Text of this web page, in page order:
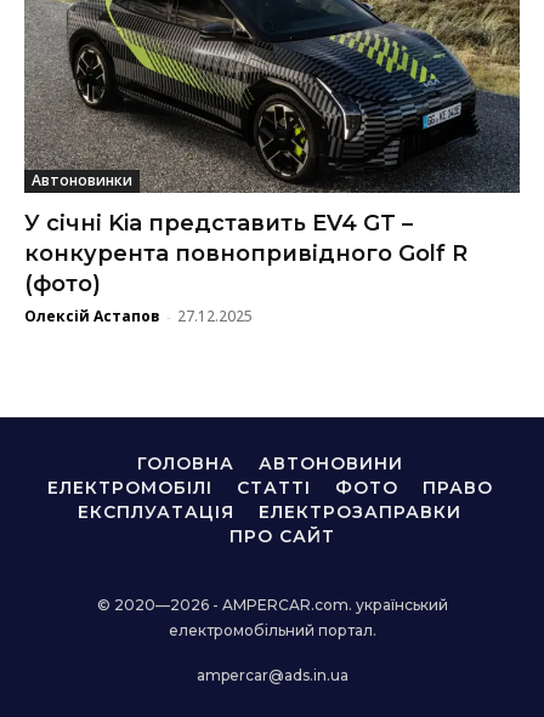
Автоновинки
У січні Kia представить EV4 GT –
конкурента повнопривідного Golf R
(фото)
Олексій Астапов - 27.12.2025
ГОЛОВНА
АВТОНОВИНИ
ЕЛЕКТРОМОБІЛІ
СТАТТІ ФОТО
ПРАВО
ЕКСПЛУАТАЦІЯ
ЕЛЕКТРОЗАПРАВКИ
ПРО САЙТ
© 2020—2026 - AMPERCAR.com. український
електромобільний портал.
ampercar@ads.in.ua